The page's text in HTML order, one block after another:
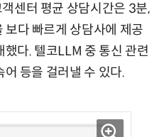
센터 평균 상담시간은 3분,
다 빠르게 상담사에 제공
다. 텔코LLM 중 통신 관련
등을 걸러낼 수 있다.